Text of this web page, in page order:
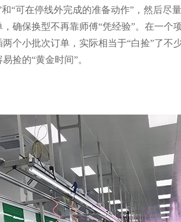
“可在停线外完成的准备动作”，然后尽
确保换型不再靠师傅“凭经验”。在一个
个小批次订单，实际相当于“白捡”了不
捡的“黄金时间”。